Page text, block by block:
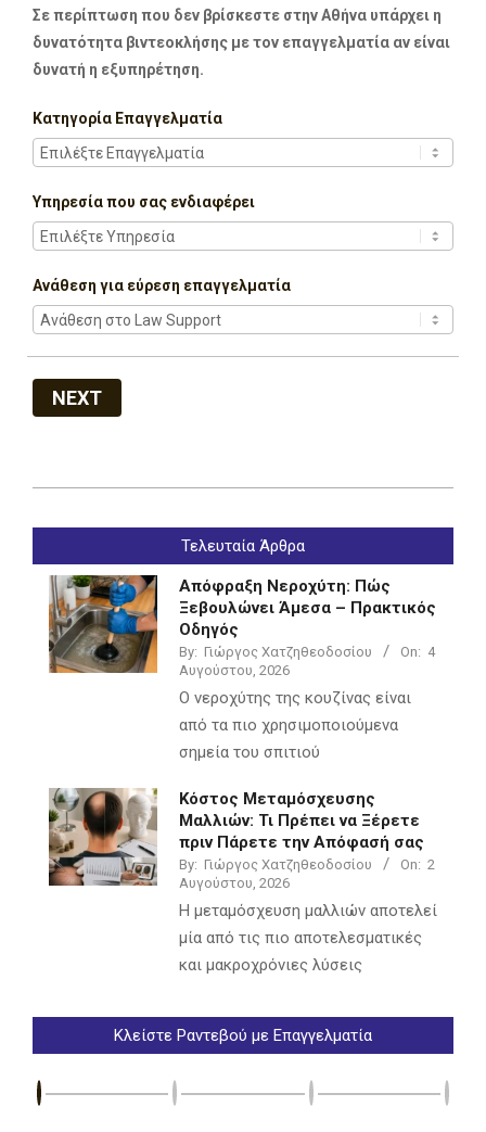
Σε περίπτωση που δεν βρίσκεστε στην Αθήνα υπάρχει η
δυνατότητα βιντεοκλήσης με τον επαγγελματία αν είναι
δυνατή η εξυπηρέτηση.
Κατηγορία Επαγγελματία
Υπηρεσία που σας ενδιαφέρει
Ανάθεση για εύρεση επαγγελματία
NEXT
07-
Τελευταία Άρθρα
Απόφραξη Νεροχύτη: Πώς
Ξεβουλώνει Άμεσα – Πρακτικός
Οδηγός
By: Γιώργος Χατζηθεοδοσίου On: 4
Αυγούστου, 2026
Ο νεροχύτης της κουζίνας είναι
από τα πιο χρησιμοποιούμενα
σημεία του σπιτιού
Κόστος Μεταμόσχευσης
Μαλλιών: Τι Πρέπει να Ξέρετε
πριν Πάρετε την Απόφασή σας
By: Γιώργος Χατζηθεοδοσίου On: 2
Αυγούστου, 2026
Η μεταμόσχευση μαλλιών αποτελεί
μία από τις πιο αποτελεσματικές
και μακροχρόνιες λύσεις
Κλείστε Ραντεβού με Επαγγελματία